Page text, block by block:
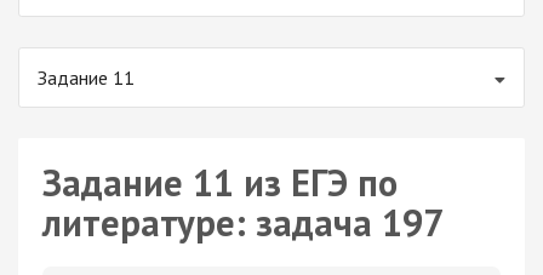
Задание 11
Задание 11 из ЕГЭ по
литературе: задача 197